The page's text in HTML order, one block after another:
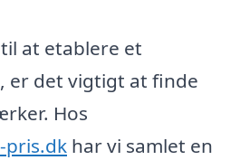
at etablere et
er det vigtigt at finde
Hos
har vi samlet en